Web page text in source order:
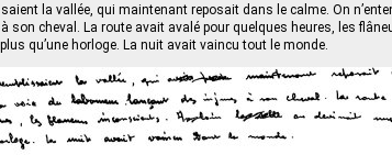
la vallée, qui maintenant reposait dans le calme. On
son cheval. La route avait avalé pour quelques heures, les
qu’une horloge. La nuit avait vaincu tout le monde.